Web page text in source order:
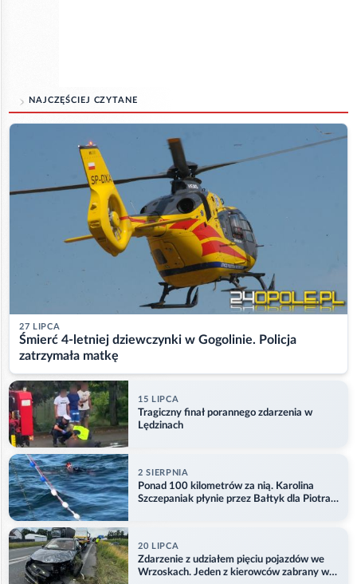
NAJCZĘŚCIEJ CZYTANE
27 LIPCA
Śmierć 4-letniej dziewczynki w Gogolinie. Policja
zatrzymała matkę
15 LIPCA
Tragiczny finał porannego zdarzenia w
Lędzinach
2 SIERPNIA
Ponad 100 kilometrów za nią. Karolina
Szczepaniak płynie przez Bałtyk dla Piotra.
20 LIPCA
Zdarzenie z udziałem pięciu pojazdów we
Wrzoskach. Jeden z kierowców zabrany w